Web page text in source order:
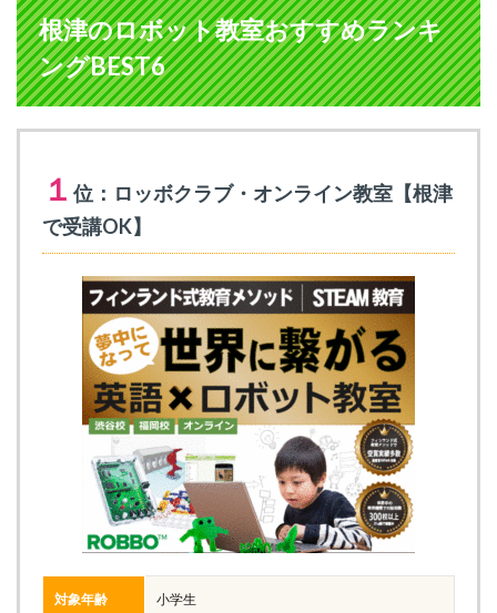
根津のロボット教室おすすめランキ
ングBEST6
１ 位：ロッボクラブ・オンライン教室【根津
で受講OK】
対象年齢 小学生